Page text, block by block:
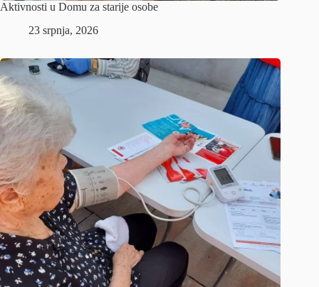
Aktivnosti u Domu za starije osobe
23 srpnja, 2026